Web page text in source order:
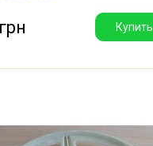
Купить